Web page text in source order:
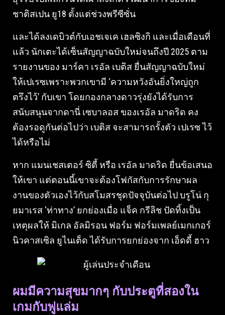
ชาติสเปน ยู18 ตั้งแต่ช่วงพรีซีซั่น
และได้ลงเดบิวต์กับเอชเจเค เฮลซิงกิ และเมื่อเดือนที่
แล้ว นักเตะได้เซ็นสัญญาฉบับใหม่จนถึงปี 2025 ตาม
รายงานของ มาร์คา เรอัล เบติส ยื่นสัญญาฉบับใหม่
ให้เปเรซเพราะพวกเขามี ‘ความหวังอันยิ่งใหญ่ถูก
ตรึงไว้’ กับเขา โดยกองกลางดาวรุ่งยังได้รับการ
สนับสนุนจากดานี่ เซบาลอส ของเรอัล มาดริด คง
ต้องรอดูกันต่อไปว่า เบติส จะสามารถรั้งตัว เปเรซ ไว้
ได้หรือไม่
หาก แมนเชสเตอร์ ซิตี้ หรือ เรอัล มาดริด ยื่นข้อเสนอ
ให้เขา แต่ตอนนี้เขาจะต้องโฟกัสกับการรักษาผล
งานของตัวเองไว้กับสโมสรชุดปัจจุบันต่อไป บรูโน่ กุ
ยมาเรส ‘ท่าทาง’ ยกย่องเมื่อ แจ็ค กรีลิช ปัดทิ้งเป็น
เหตุผลให้ มิเกล อัลมิรอน ฟอร์ม ฟอร์มเพลย์เมกเกอร์
นิวคาสเซิล ยูไนเต็ด ได้รับการยกย่องจาก เอ็ดดี้ ฮาว
ผมมีความสุขมากๆ กับประตูที่สองใน
เกมกับฟูแล่ม